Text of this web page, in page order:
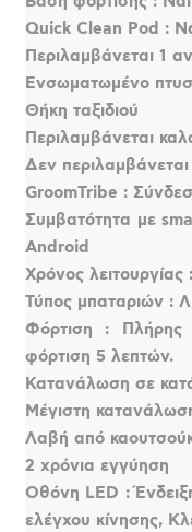
Quick Clean Pod :
Περιλαμβάνεται 1
Ενσωματωμένο
Θήκη ταξιδιού
Περιλαμβάνεται
Δεν
GroomTribe :
Συμβατότητα με
Android
Χρόνος
Τύπος μπαταριών :
Φόρτιση :
φόρτιση 5 λεπτών.
Κατανάλωση σε
Μέγιστη
Λαβή από
2 χρόνια εγγύηση
Οθόνη LED :
ελέγχου κίνησης,